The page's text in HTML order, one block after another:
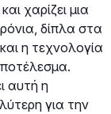
χαρίζει μια
δίπλα στα
η τεχνολογία
αυτή η
για την